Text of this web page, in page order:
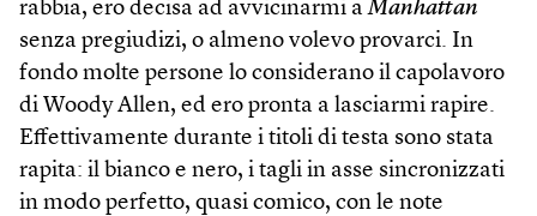
rabbia, ero decisa ad avvicinarmi aManhattan
senza pregiudizi, o almeno volevo provarci. In
fondo molte persone lo considerano il capolavoro
di Woody Allen, ed ero pronta a lasciarmi rapire.
Effettivamente durante i titoli di testa sono stata
rapita: il bianco e nero, i tagli in asse sincronizzati
in modo perfetto, quasi comico, con le note